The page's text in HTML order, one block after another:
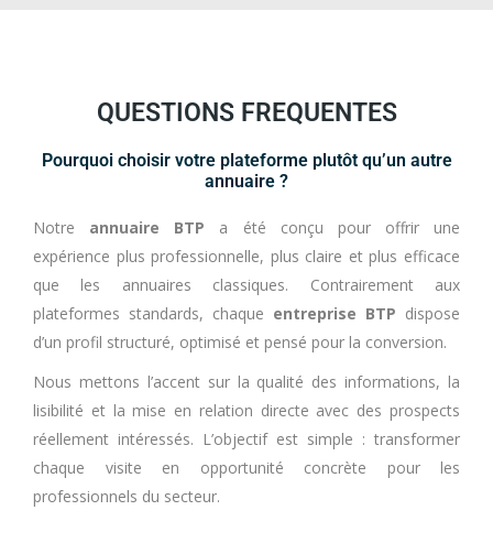
QUESTIONS FREQUENTES
Pourquoi choisir votre plateforme plutôt qu’un autre
annuaire ?
Notre annuaire BTP a été conçu pour offrir une
expérience plus professionnelle, plus claire et plus efficace
que les annuaires classiques. Contrairement aux
plateformes standards, chaque entreprise BTP dispose
d’un profil structuré, optimisé et pensé pour la conversion.
Nous mettons l’accent sur la qualité des informations, la
lisibilité et la mise en relation directe avec des prospects
réellement intéressés. L’objectif est simple : transformer
chaque visite en opportunité concrète pour les
professionnels du secteur.